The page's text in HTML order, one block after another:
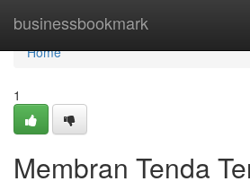
businessbookmark
Home
Home
1
Membran Tenda